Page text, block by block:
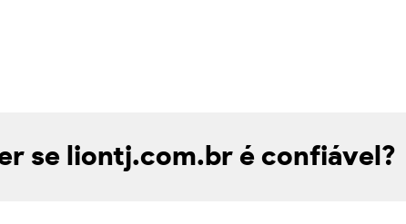
se liontj.com.br é confiável?